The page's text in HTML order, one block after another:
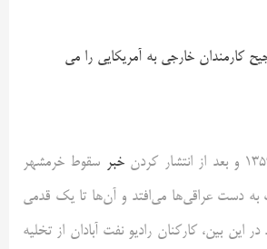
کارمندان خارجی به آمریکایی را می
خبر سقوط خرمشهر
به دست عراقی‌ها می‌افتد و آن‌ها تا یک قدمی
این بین، کارکنان رادیو نفت آبادان از تخلیه